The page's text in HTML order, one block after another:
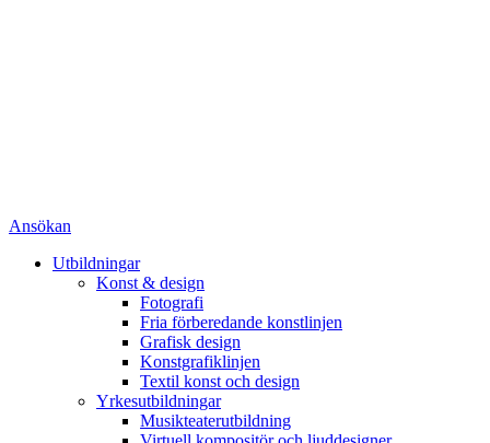
Ansökan
Utbildningar
Konst & design
Fotografi
Fria förberedande konstlinjen
Grafisk design
Konstgrafiklinjen
Textil konst och design
Yrkesutbildningar
Musikteaterutbildning